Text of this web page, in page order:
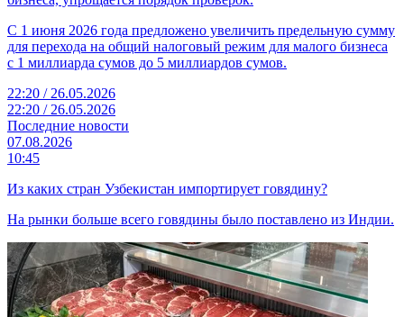
С 1 июня 2026 года предложено увеличить предельную сумму
для перехода на общий налоговый режим для малого бизнеса
с 1 миллиарда сумов до 5 миллиардов сумов.
22:20 / 26.05.2026
22:20 / 26.05.2026
Последние новости
07.08.2026
10:45
Из каких стран Узбекистан импортирует говядину?
На рынки больше всего говядины было поставлено из Индии.